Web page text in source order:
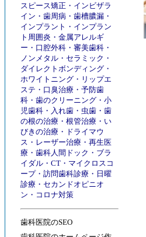
スピース矯正 ・ インビザラ
イン ・ 歯周病 ・ 歯槽膿漏 ・
インプラント ・ インプラン
ト周囲炎 ・ 金属アレルギ
ー ・ 口腔外科 ・ 審美歯科 ・
ノンメタル ・ セラミック ・
ダイレクトボンディング ・
ホワイトニング ・ リップエ
ステ ・ 口臭治療 ・ 予防歯
科 ・ 歯のクリーニング ・ 小
児歯科 ・ 入れ歯 ・ 虫歯 ・ 歯
の根の治療 ・ 根管治療 ・ い
びきの治療 ・ ドライマウ
ス ・ レーザー治療 ・ 再生医
療 ・ 歯科人間ドック ・ ブラ
イダル ・ CT ・ マイクロスコ
ープ・ 訪問歯科診療 ・ 日曜
診療 ・ セカンドオピニオ
ン ・ コロナ対策
歯科医院のSEO